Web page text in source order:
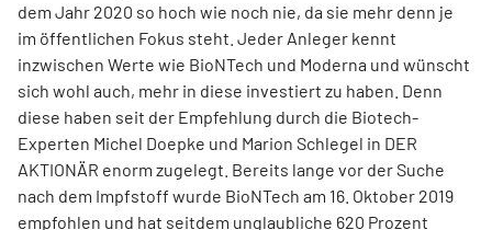
dem Jahr 2020 so hoch wie noch nie, da sie mehr denn je
im öffentlichen Fokus steht. Jeder Anleger kennt
inzwischen Werte wie BioNTech und Moderna und wünscht
sich wohl auch, mehr in diese investiert zu haben. Denn
diese haben seit der Empfehlung durch die Biotech-
Experten Michel Doepke und Marion Schlegel in DER
AKTIONÄR enorm zugelegt. Bereits lange vor der Suche
nach dem Impfstoff wurde BioNTech am 16. Oktober 2019
empfohlen und hat seitdem unglaubliche 620 Prozent